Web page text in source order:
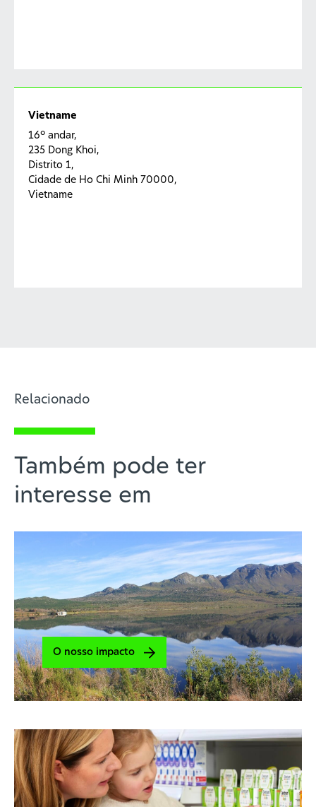
Vietname
16º andar,
235 Dong Khoi,
Distrito 1,
Cidade de Ho Chi Minh 70000,
Vietname
Relacionado
Também pode ter
interesse em
O nosso impacto